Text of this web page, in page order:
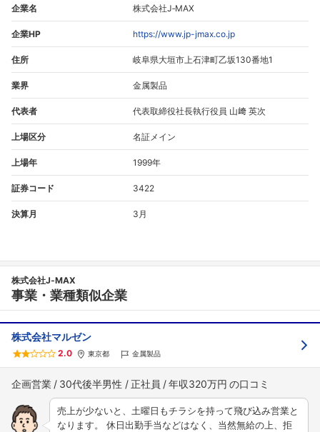
企業名 株式会社J‐MAX
企業HP https://www.jp-jmax.co.jp
住所 岐阜県大垣市上石津町乙坂130番地1
業界 金属製品
代表者 代表取締役社長執行役員 山﨑 英次
上場区分 名証メイン
上場年 1999年
証券コード 3422
決算月 3月
株式会社J‐MAX
事業・業種類似企業
株式会社マルゼン
2.0 東京都 金属製品
企画営業 30代後半男性 正社員 年収320万円
売上が少ないと、土曜日もチラシを持って飛び込み営業と
なります。 休日出勤手当などはなく、当然無給の上、拒